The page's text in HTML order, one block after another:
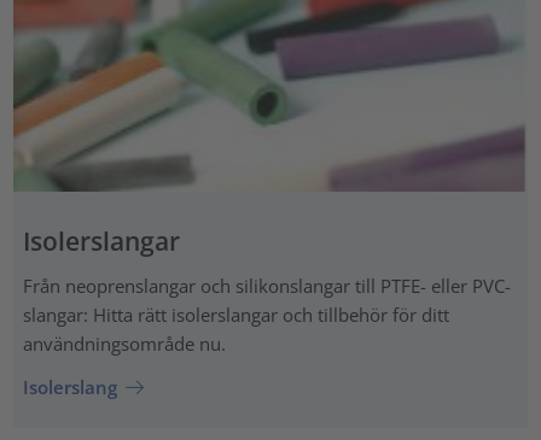
Isolerslangar
Från neoprenslangar och silikonslangar till PTFE- eller PVC-
slangar: Hitta rätt isolerslangar och tillbehör för ditt
användningsområde nu.
Isolerslang